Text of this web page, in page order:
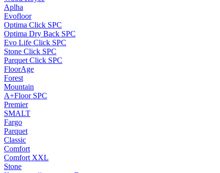
Aplha
Evofloor
Optima Click SPC
Optima Dry Back SPC
Evo Life Click SPC
Stone Click SPC
Parquet Click SPC
FloorAge
Forest
Mountain
A+Floor SPC
Premier
SMALT
Fargo
Parquet
Classic
Comfort
Comfort XXL
Stone